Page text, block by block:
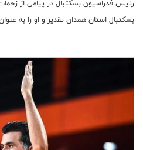
رئیس فدراسیون بسکتبال در پیامی از
بسکتبال استان همدان تقدیر و او را به